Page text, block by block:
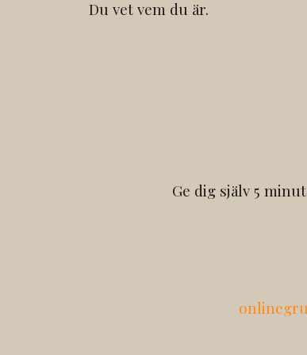
Du vet vem du är.
Ge dig själv 5